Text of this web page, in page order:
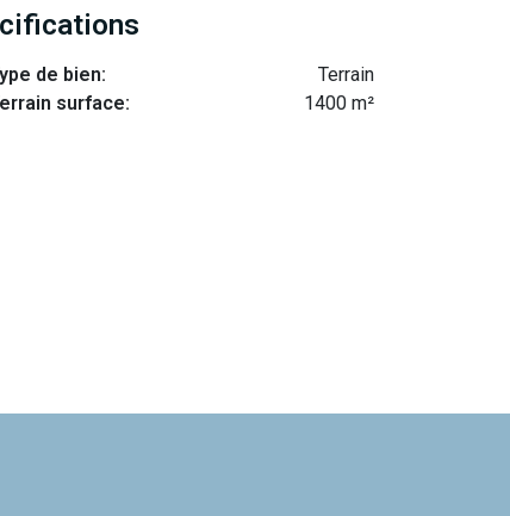
de bien:
Terrain
surface:
1400 m²